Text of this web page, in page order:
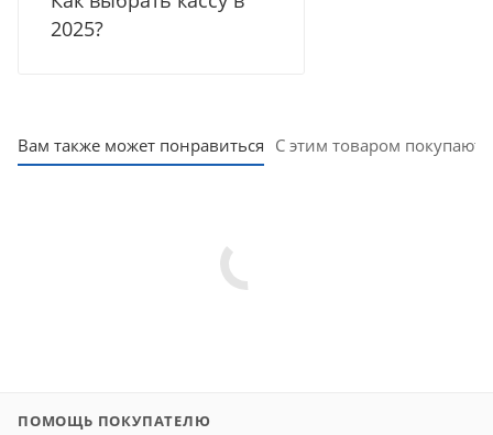
2025?
Вам также может понравиться С этим товаром покупают
ПОМОЩЬ ПОКУПАТЕЛЮ